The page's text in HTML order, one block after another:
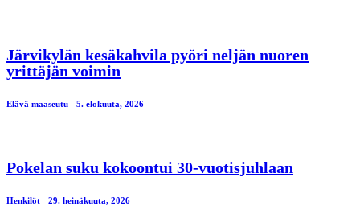
Järvikylän kesäkahvila pyöri neljän nuoren
yrittäjän voimin
Elävä maaseutu 5. elokuuta, 2026
Pokelan suku kokoontui 30-vuotisjuhlaan
Henkilöt 29. heinäkuuta, 2026